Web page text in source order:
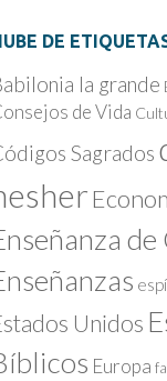
DE
la grande
de Vida
Sagrados
Unidos
Europa